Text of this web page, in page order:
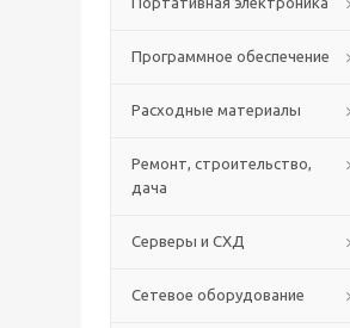
Программное обеспечение
Расходные материалы
Ремонт, строительство,
дача
Серверы и СХД
Сетевое оборудование